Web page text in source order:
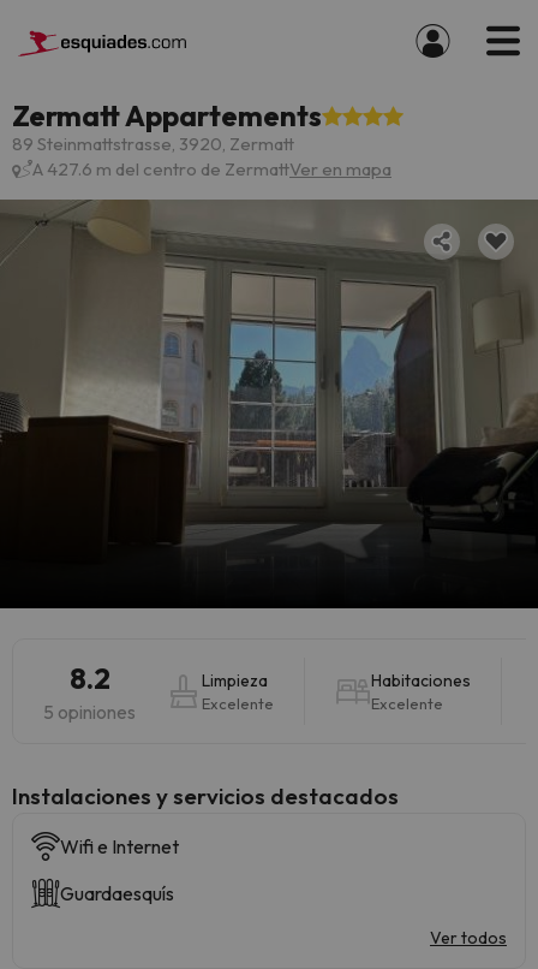
Zermatt Appartements
89 Steinmattstrasse, 3920, Zermatt
A 427.6 m del centro de ZermattVer en mapa
8.2
5 opiniones
Limpieza
Excelente
Habitaciones
Excelente
Instalaciones y servicios destacados
Wifi e Internet
Guardaesquís
Ver todos